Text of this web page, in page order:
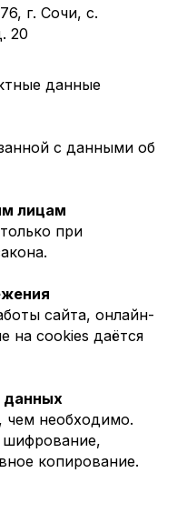
г. Сочи, с.
20
данные
с данными об
лицам
при
сайта, онлайн-
на cookies даётся
данных
чем необходимо.
копирование.